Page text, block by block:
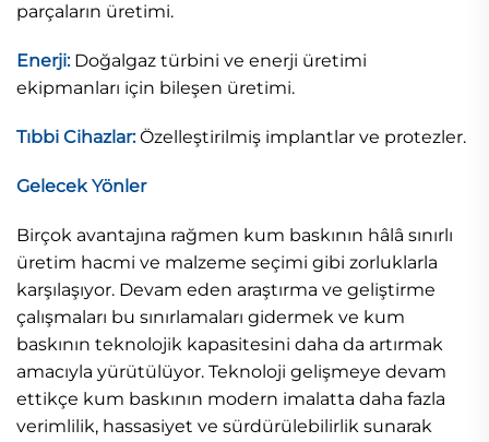
parçaların üretimi.
Enerji: Doğalgaz türbini ve enerji üretimi
ekipmanları için bileşen üretimi.
Tıbbi Cihazlar:Özelleştirilmiş implantlar ve protezler.
Gelecek Yönler
Birçok avantajına rağmen kum baskının hâlâ sınırlı
üretim hacmi ve malzeme seçimi gibi zorluklarla
karşılaşıyor. Devam eden araştırma ve geliştirme
çalışmaları bu sınırlamaları gidermek ve kum
baskının teknolojik kapasitesini daha da artırmak
amacıyla yürütülüyor. Teknoloji gelişmeye devam
ettikçe kum baskının modern imalatta daha fazla
verimlilik, hassasiyet ve sürdürülebilirlik sunarak